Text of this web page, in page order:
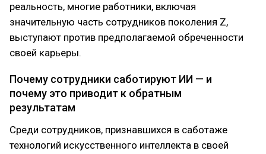
реальность, многие работники, включая
значительную часть сотрудников поколения Z,
выступают против предполагаемой обреченности
своей карьеры.
Почему сотрудники саботируют ИИ — и
почему это приводит к обратным
результатам
Среди сотрудников, признавшихся в саботаже
технологий искусственного интеллекта в своей